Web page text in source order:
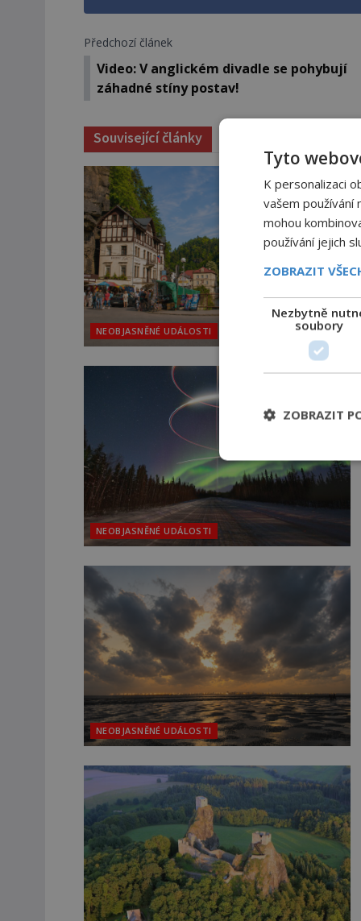
Předchozí článek
Video: V anglickém divadle se pohybují
záhadné stíny postav!
Související články
NEOBJASNĚNÉ UDÁLOSTI
NEOBJASNĚNÉ UDÁLOSTI
NEOBJASNĚNÉ UDÁLOSTI
Tyto
K personalizaci
vašem používání
mohou
používání jejich
ZOBRAZIT
Nezbytně
soubory
ZOBRAZIT